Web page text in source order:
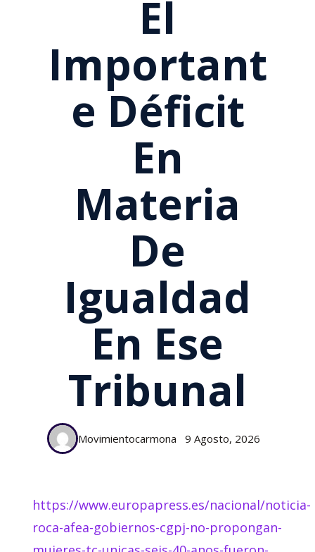
El
Important
E Déficit
En
Materia
De
Igualdad
En Ese
Tribunal
Movimientocarmona 9 Agosto, 2026
https://www.europapress.es/nacional/noticia-
roca-afea-gobiernos-cgpj-no-propongan-